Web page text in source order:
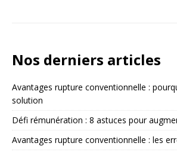
Nos derniers articles
Avantages rupture conventionnelle :
solution
Défi rémunération : 8 astuces pour
Avantages rupture conventionnelle : les